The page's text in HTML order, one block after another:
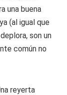
una buena
(al igual que
son un
común no
reyerta